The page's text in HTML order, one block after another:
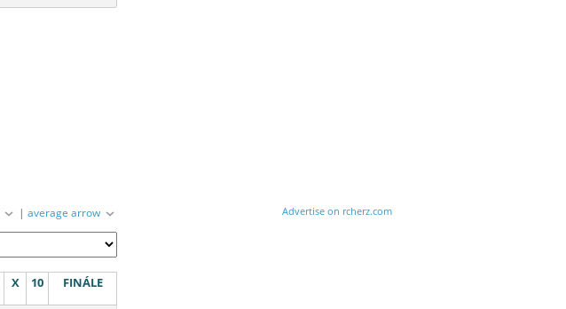
|average arrow
X 10 FINÁLE
Advertise on rcherz.com